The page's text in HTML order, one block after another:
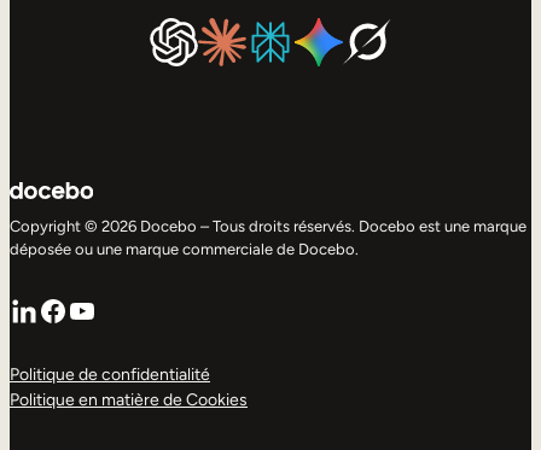
Copyright © 2026 Docebo – Tous droits réservés. Docebo est une marque
déposée ou une marque commerciale de Docebo.
LinkedIn
Facebook
YouTube
Politique de confidentialité
Politique en matière de Cookies